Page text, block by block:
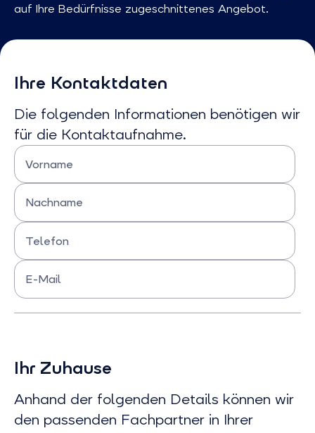
auf Ihre Bedürfnisse zugeschnittenes Angebot.
Ihre Kontaktdaten
Die folgenden Informationen benötigen wir
für die Kontaktaufnahme.
Vorname
Bitte Vornamen eingeben
Nachname
Bitte Nachnamen eingeben
Telefon
Bitte Telefonnummer eingeben
E-Mail
Ihr Zuhause
Anhand der folgenden Details können wir
den passenden Fachpartner in Ihrer